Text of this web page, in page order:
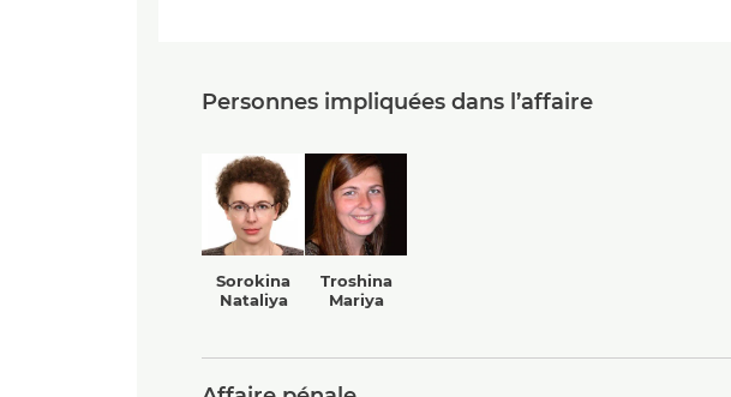
Personnes impliquées dans l’affaire
Sorokina
Nataliya
Troshina
Mariya